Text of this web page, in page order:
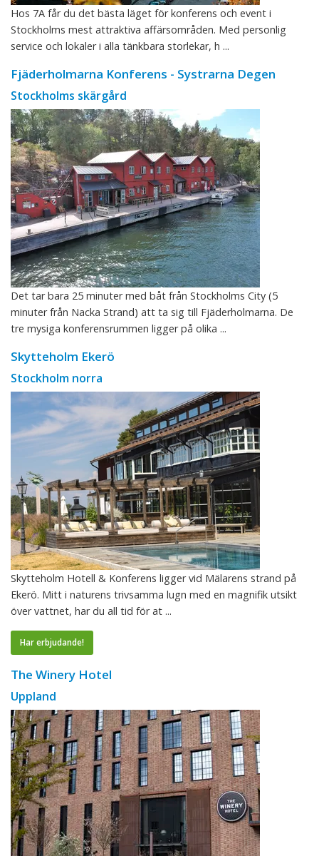
Hos 7A får du det bästa läget för konferens och event i
Stockholms mest attraktiva affärsområden. Med personlig
service och lokaler i alla tänkbara storlekar, h ...
Fjäderholmarna Konferens - Systrarna Degen
Stockholms skärgård
Det tar bara 25 minuter med båt från Stockholms City (5
minuter från Nacka Strand) att ta sig till Fjäderholmarna. De
tre mysiga konferensrummen ligger på olika ...
Skytteholm Ekerö
Stockholm norra
Skytteholm Hotell & Konferens ligger vid Mälarens strand på
Ekerö. Mitt i naturens trivsamma lugn med en magnifik utsikt
över vattnet, har du all tid för at ...
Har erbjudande!
The Winery Hotel
Uppland